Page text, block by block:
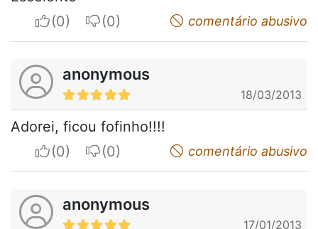
I apreciateI do not appreciatecomentário abusivo
anonymous
18/03/2013
Adorei, ficou fofinho!!!!
I apreciateI do not appreciatecomentário abusivo
anonymous
17/01/2013